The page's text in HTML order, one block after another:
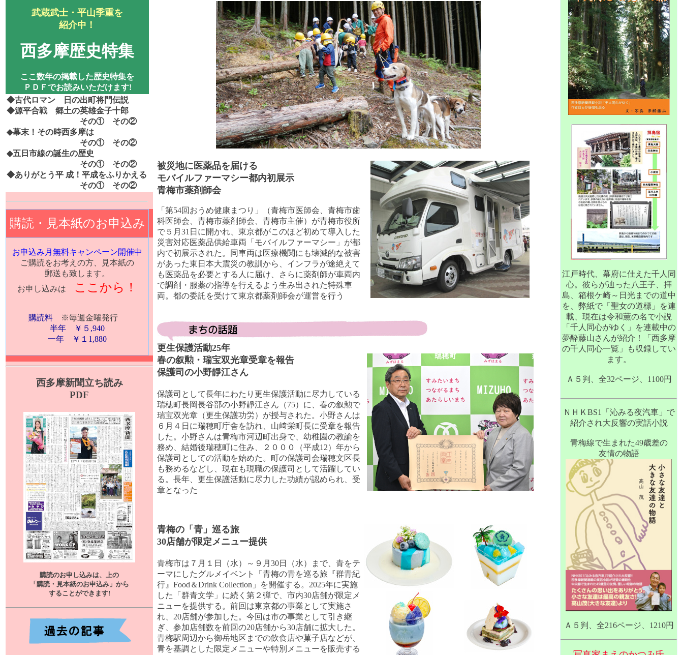
武蔵武士・平山季重を
紹介中！
西多摩歴史特集
ここ数年の掲載した歴史特集を
ＰＤＦでお読みいただけます!
◆古代ロマン 日の出町将門伝説
◆源平合戦 郷土の英雄金子十郎
その① その②
◆幕末！その時西多摩は
その①
その②
◆五日市線の誕生の歴史
その①
その②
◆ありがとう平 成！平成をふりかえる
その① その②
購読・見本紙のお申込み
お申込み月無料キャンペーン開催中
ご購読をお考えの方、見本紙の
郵送も致します。
お申し込みは
ここから！
購読料
※毎週金曜発行
半年 ￥５,940
一年 ￥１1,880
西多摩新聞立ち読み
PDF
購読のお申し込みは、上の
「購読・見本紙のお申込み」から
することができます!
被災地に医薬品を届ける
モバイルファーマシー都内初展示
青梅市薬剤師会
「第54回おうめ健康まつり」（青梅市医師会、青梅市歯
科医師会、青梅市薬剤師会、青梅市主催）が青梅市役所
で５月31日に開かれ、東京都がこのほど初めて導入した
災害対応医薬品供給車両「モバイルファーマシー」が都
内で初展示された。同車両は医療機関にも壊滅的な被害
があった東日本大震災の教訓から、インフラが途絶えて
も医薬品を必要とする人に届け、さらに薬剤師が車両内
で調剤・服薬の指導を行えるよう生み出された特殊車
両。都の委託を受けて東京都薬剤師会が運営を行う
更生保護活動25年
春の叙勲・瑞宝双光章受章を報告
保護司の小野靜江さん
保護司として長年にわたり更生保護活動に尽力している
瑞穂町長岡長谷部の小野靜江さん（75）に、春の叙勲で
瑞宝双光章（更生保護功労）が授与された。小野さんは
６月４日に瑞穂町庁舎を訪れ、山﨑栄町長に受章を報告
した。小野さんは青梅市河辺町出身で、幼稚園の教諭を
務め、結婚後瑞穂町に住み、２０００（平成12）年から
保護司としての活動を始めた。町の保護司会瑞穂文区長
も務めるなどし、現在も現職の保護司として活躍してい
る。長年、更生保護活動に尽力した功績が認められ、受
章となった
青梅の「青」巡る旅
30店舗が限定メニュー提供
青梅市は７月１日（水）～９月30日（水）まで、青をテ
ーマにしたグルメイベント「青梅の青を巡る旅『群青紀
行』Food＆Drink Collection」を開催する。2025年に実施
した「群青文学」に続く第２弾で、市内30店舗が限定メ
ニューを提供する。前回は東京都の事業として実施さ
れ、20店舗が参加した。今回は市の事業として引き継
ぎ、参加店舗数を前回の20店舗から30店舗に拡大した。
青梅駅周辺から御岳地区までの飲食店や菓子店などが、
青を基調とした限定メニューや特別メニューを販売する
江戸時代、幕府に仕えた千人同
心。彼らが辿った八王子、拝
島、箱根ケ崎～日光までの道中
を、弊紙で「聖女の道標」を連
載、現在は令和薫の名で小説
「千人同心がゆく」を連載中の
夢酔藤山さんが紹介！「西多摩
の千人同心一覧」も収録してい
ます。
Ａ５判、全32ページ、1100円
ＮＨＫBS1「沁みる夜汽車」で
紹介され大反響の実話小説
青梅線で生まれた49歳差の
友情の物語
Ａ５判、全216ページ、1210円